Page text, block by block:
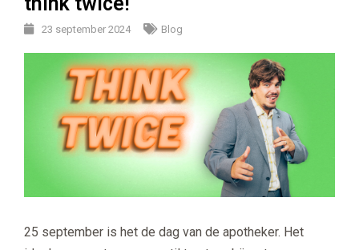
23 september 2024 Blog
25 september is het de dag van de apotheker. Het